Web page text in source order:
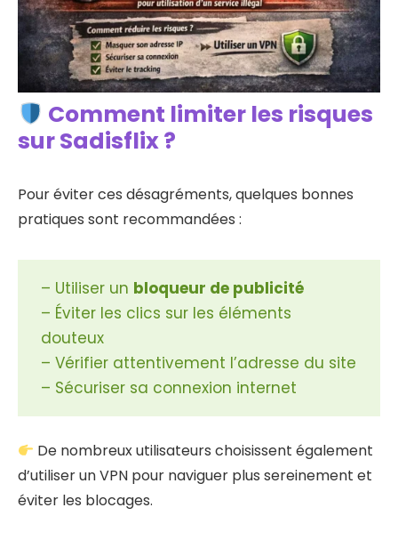
Comment limiter les risques
sur Sadisflix ?
Pour éviter ces désagréments, quelques bonnes
pratiques sont recommandées :
– Utiliser un bloqueur de publicité
– Éviter les clics sur les éléments
douteux
– Vérifier attentivement l’adresse du site
– Sécuriser sa connexion internet
De nombreux utilisateurs choisissent également
d’utiliser un VPN pour naviguer plus sereinement et
éviter les blocages.